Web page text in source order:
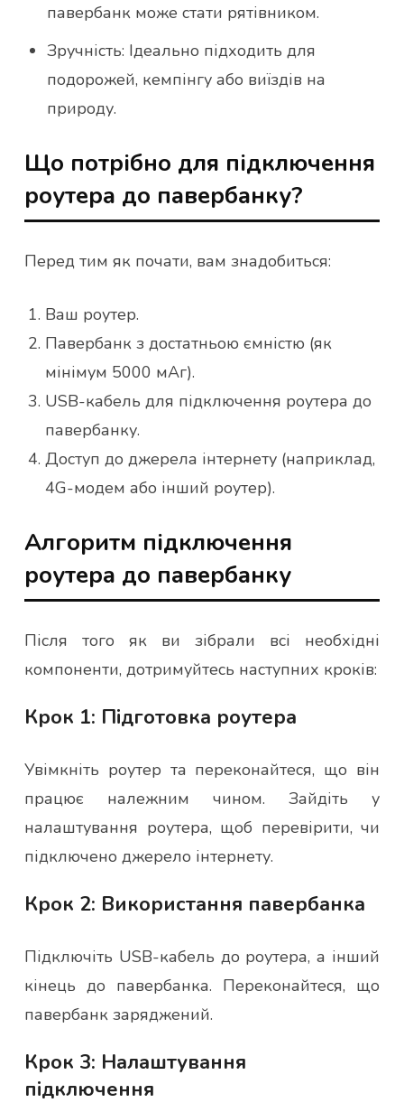
павербанк може стати рятівником.
Зручність: Ідеально підходить для
подорожей, кемпінгу або виїздів на
природу.
Що потрібно для підключення
роутера до павербанку?
Перед тим як почати, вам знадобиться:
Ваш роутер.
Павербанк з достатньою ємністю (як
мінімум 5000 мАг).
USB-кабель для підключення роутера до
павербанку.
Доступ до джерела інтернету (наприклад,
4G-модем або інший роутер).
Алгоритм підключення
роутера до павербанку
Після того як ви зібрали всі необхідні
компоненти, дотримуйтесь наступних кроків:
Крок 1: Підготовка роутера
Увімкніть роутер та переконайтеся, що він
працює належним чином. Зайдіть у
налаштування роутера, щоб перевірити, чи
підключено джерело інтернету.
Крок 2: Використання павербанка
Підключіть USB-кабель до роутера, а інший
кінець до павербанка. Переконайтеся, що
павербанк заряджений.
Крок 3: Налаштування
підключення